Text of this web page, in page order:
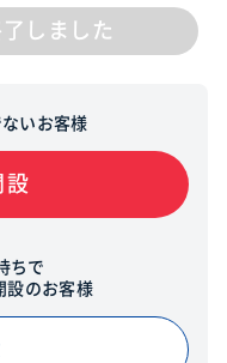
しました
いお客様
設
ちで
設のお客様